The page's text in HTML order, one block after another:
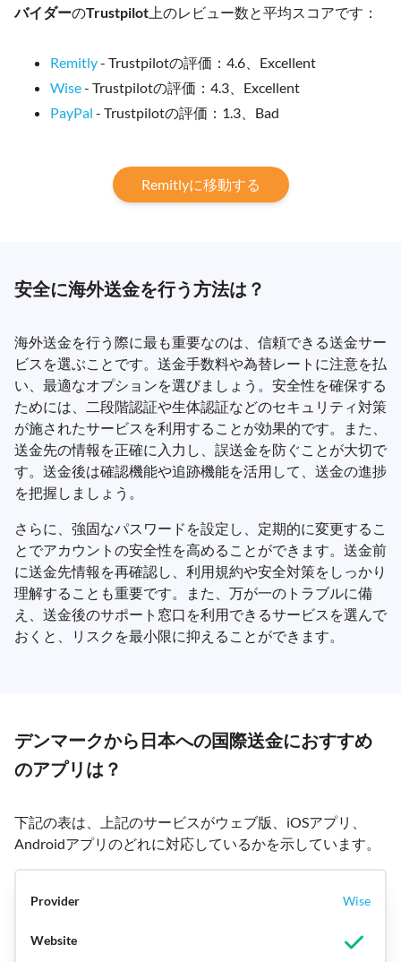
バイダーのTrustpilot 上のレビュー数と平均スコアです：
Remitly- Trustpilotの評価：4.6、Excellent
Wise- Trustpilotの評価：4.3、Excellent
PayPal - Trustpilotの評価：1.3、Bad
Remitlyに移動する
安全に海外送金を行う方法は？
海外送金を行う際に最も重要なのは、信頼できる送金サー
ビスを選ぶことです。送金手数料や為替レートに注意を払
い、最適なオプションを選びましょう。安全性を確保する
ためには、二段階認証や生体認証などのセキュリティ対策
が施されたサービスを利用することが効果的です。また、
送金先の情報を正確に入力し、誤送金を防ぐことが大切で
す。送金後は確認機能や追跡機能を活用して、送金の進捗
を把握しましょう。
さらに、強固なパスワードを設定し、定期的に変更するこ
とでアカウントの安全性を高めることができます。送金前
に送金先情報を再確認し、利用規約や安全対策をしっかり
理解することも重要です。また、万が一のトラブルに備
え、送金後のサポート窓口を利用できるサービスを選んで
おくと、リスクを最小限に抑えることができます。
デンマークから日本への国際送金におすすめ
のアプリは？
下記の表は、上記のサービスがウェブ版、iOSアプリ、
Androidアプリのどれに対応しているかを示しています。
Wise